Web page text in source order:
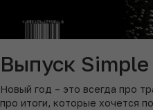
Выпуск
Новый год – это всегда про
про итоги, которые хочется